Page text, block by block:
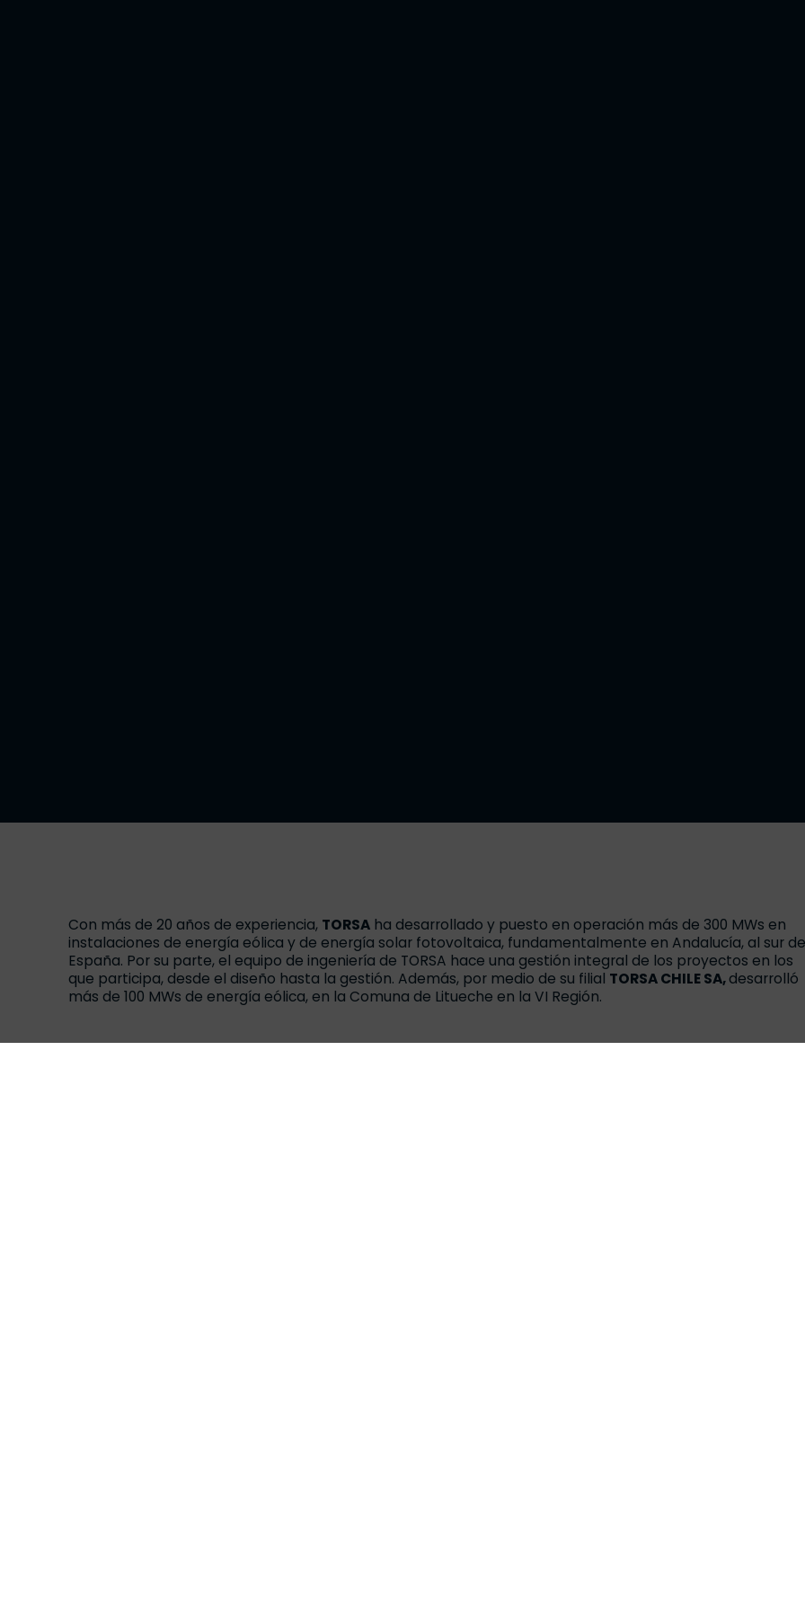
Con más de 20 años de experiencia, TORSA ha desarrollado y puesto en operación más de 300 MWs en
instalaciones de energía eólica y de energía solar fotovoltaica, fundamentalmente en Andalucía, al sur
España. Por su parte, el equipo de ingeniería de TORSA hace una gestión integral de los proyectos en los
que participa, desde el diseño hasta la gestión. Además, por medio de su filial TORSA CHILE SA,desarrolló
más de 100 MWs de energía eólica, en la Comuna de Litueche en la VI Región.